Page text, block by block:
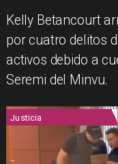
​Kelly Betancourt
por cuatro delitos
activos debido a
Seremi del Minvu.
Justicia